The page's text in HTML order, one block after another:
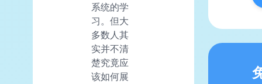
系统的学
习。但大
多数人其
实并不清
楚究竟应
该如何展